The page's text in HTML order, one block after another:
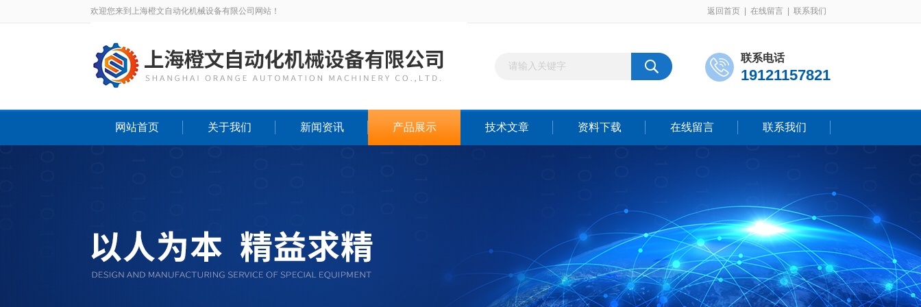
欢迎您来到上海橙文自动化机械设备有限公司网站！ 返回首页 在线留言 联系我们
联系电话
19121157821
网站首页 关于我们 新闻资讯 产品展示 技术文章 资料下载 在线留言 联系我们